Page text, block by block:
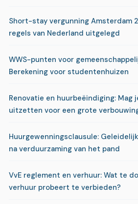
Short-stay vergunning Amsterdam
regels van Nederland uitgelegd
WWS-punten voor
Berekening voor studentenhuizen
Renovatie en huurbeëindiging: Mag
uitzetten voor een grote
Huurgewenningsclausule:
na verduurzaming van het pand
VvE reglement en verhuur: Wat te
verhuur probeert te verbieden?